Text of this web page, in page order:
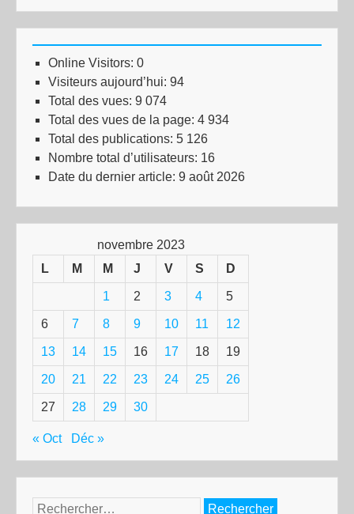
Online Visitors: 0
Visiteurs aujourd’hui: 94
Total des vues: 9 074
Total des vues de la page: 4 934
Total des publications: 5 126
Nombre total d’utilisateurs: 16
Date du dernier article: 9 août 2026
novembre 2023
L
M M J V S D
1 2 3 4 5
6 7 8 9 10 11 12
13 14 15 16 17 18 19
20 21 22 23 24 25 26
27 28 29 30
« Oct Déc »
Rechercher :